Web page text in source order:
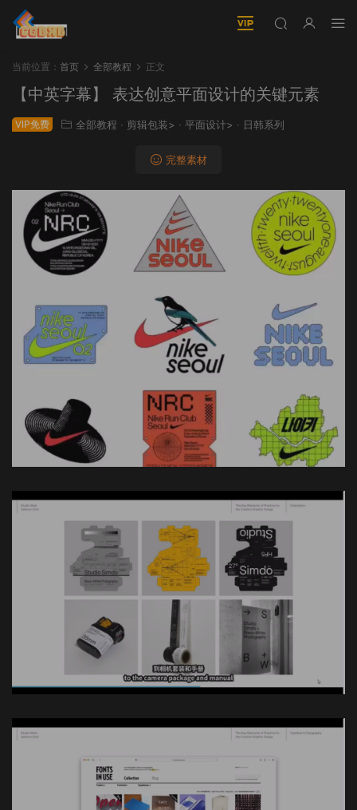
当前位置： 首页 全部教程 正文
【中英字幕】 表达创意平面设计的关键元素
VIP免费 全部教程 · 剪辑包装> · 平面设计> · 日韩系列
完整素材